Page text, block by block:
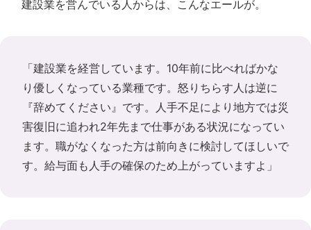
建設業を営んでいる人からは、こんなエールが。
「建設業を経営しています。10年前に比べればかな
り優しくなっている業種です。怒りちらす人は逆に
『辞めてください』です。人手不足により地方では災
害復旧に追われ2年先まで仕事がある状況になってい
ます。職がなくなった方は前向きに検討してほしいで
す。給与面も人手の確保のため上がっていますよ」